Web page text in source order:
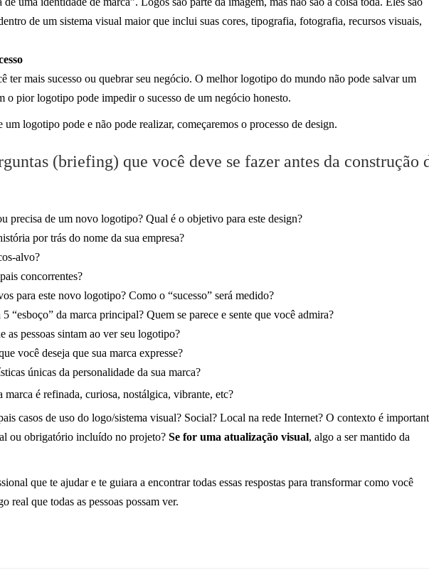
de um sistema visual maior que inclui suas cores, tipografia, fotografia, recursos visuais,
ter mais sucesso ou quebrar seu negócio. O melhor logotipo do mundo não pode salvar um
o pior logotipo pode impedir o sucesso de um negócio honesto.
um logotipo pode e não pode realizar, começaremos o processo de design.
(briefing) que você deve se fazer antes da construção
precisa de um novo logotipo? Qual é o objetivo para este design?
por trás do nome da sua empresa?
alvo?
concorrentes?
para este novo logotipo? Como o “sucesso” será medido?
5 “esboço” da marca principal? Quem se parece e sente que você admira?
as pessoas sintam ao ver seu logotipo?
você deseja que sua marca expresse?
únicas da personalidade da sua marca?
marca é refinada, curiosa, nostálgica, vibrante, etc?
casos de uso do logo/sistema visual? Social? Local na rede Internet? O contexto é
ou obrigatório incluído no projeto? Se for uma atualização visual, algo a ser mantido da
que te ajudar e te guiara a encontrar todas essas respostas para transformar como você
real que todas as pessoas possam ver.